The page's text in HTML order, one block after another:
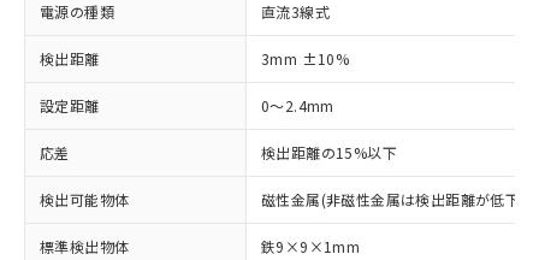
電源の種類 直流3線式
検出距離 3mm ±10%
設定距離 0～2.4mm
応差 検出距離の15%以下
検出可能物体 磁性金属(非磁性金属は検出距離が低下し
標準検出物体 鉄9×9×1mm